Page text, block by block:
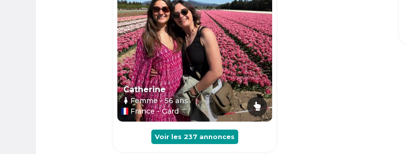
Catherine
Femme- 56ans
France - Gard
Voir les 237 annonces